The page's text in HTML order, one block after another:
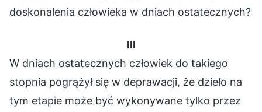
doskonalenia człowieka w dniach ostatecznych?
III
W dniach ostatecznych człowiek do takiego
stopnia pogrążył się w deprawacji, że dzieło na
tym etapie może być wykonywane tylko przez